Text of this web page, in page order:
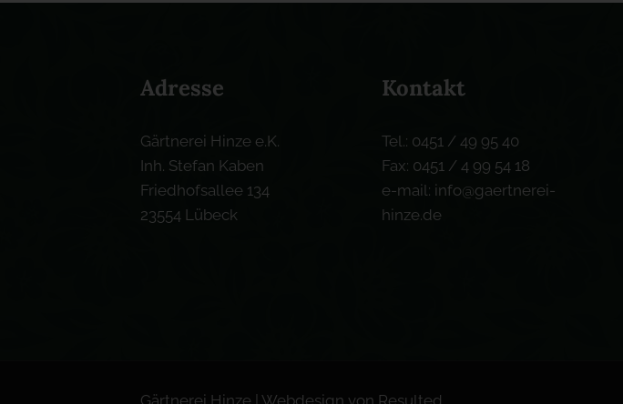
Adresse
Gärtnerei Hinze e.K.
Inh. Stefan Kaben
Friedhofsallee 134
23554 Lübeck
Kontakt
Tel.: 0451 / 49 95 40
Fax: 0451 / 4 99 54 18
e-mail: info@gaertnerei-
hinze.de
Gärtnerei Hinze | Webdesign von Resulted